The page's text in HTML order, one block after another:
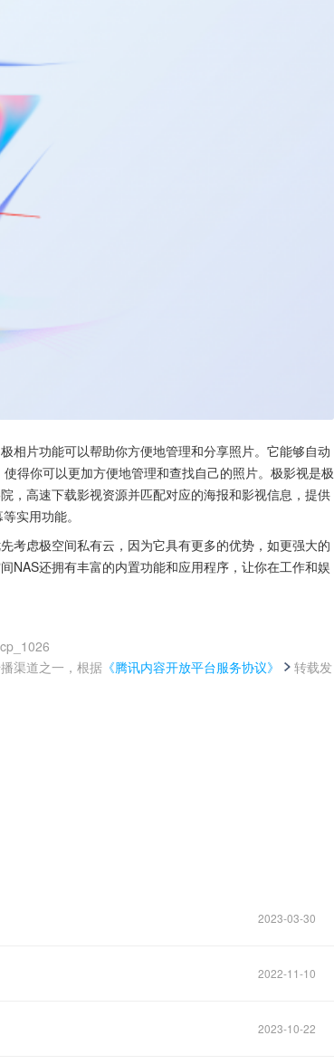
相片功能可以帮助你方便地管理和分享照片。它能够自动
得你可以更加方便地管理和查找自己的照片。极影视是极
，高速下载影视资源并匹配对应的海报和影视信息，提供
实用功能。
考虑极空间私有云，因为它具有更多的优势，如更强大的
NAS还拥有丰富的内置功能和应用程序，让你在工作和娱
渠道之一，根据 《腾讯内容开放平台服务协议》
转载发
2023-03-30
2022-11-10
2023-10-22